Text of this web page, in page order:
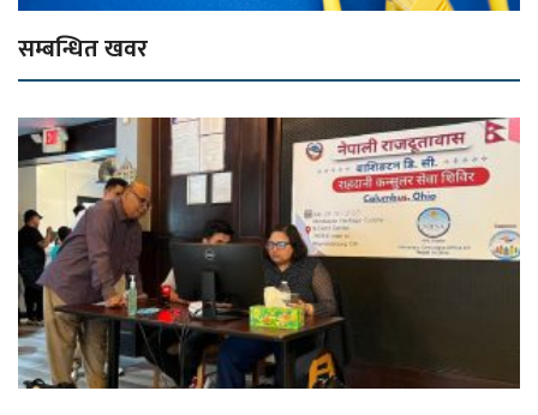
सम्बन्धित खवर